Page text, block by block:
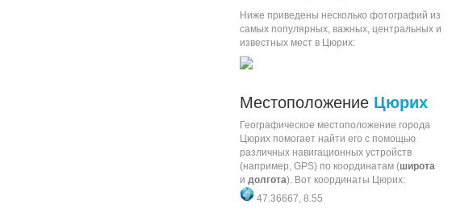
Ниже приведены несколько фотографий из
самых популярных, важных, центральных и
известных мест в Цюрих:
Местоположение Цюрих
Географическое местоположение города
Цюрих помогает найти его с помощью
различных навигационных устройств
(например, GPS) по координатам (широта
и долгота). Вот координаты Цюрих:
47.36667, 8.55